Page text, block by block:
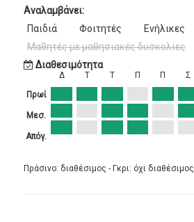
Αναλαμβάνει:
Παιδιά
Φοιτητές
Ενήλικες
Μαθητές με μαθησιακές δυσκολίες
Διαθεσιμότητα
Πρωί
Μεσ.
Απόγ.
Δ Τ Τ Π Π Σ
Πράσινο: διαθέσιμος - Γκρι: όχι διαθέσιμος